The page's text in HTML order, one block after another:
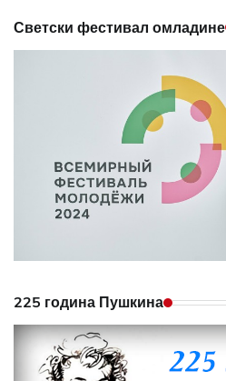
Светски фестивал омладине
225 година Пушкина